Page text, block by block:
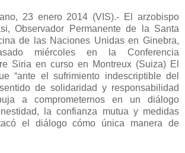
23 enero 2014 (VIS).- El arzobispo
Observador Permanente de la Santa
de las Naciones Unidas en Ginebra,
miércoles en la Conferencia
Siria en curso en Montreux (Suiza) El
“ante el sufrimiento indescriptible del
de solidaridad y responsabilidad
a comprometernos en un diálogo
la confianza mutua y medidas
el diálogo cómo única manera de